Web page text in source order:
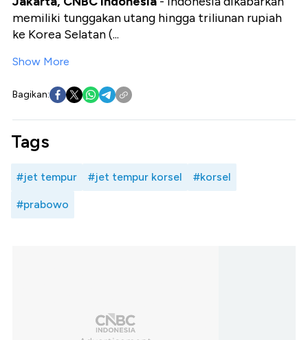
memiliki tunggakan utang hingga triliunan rupiah
ke Korea Selatan (...
Show More
Bagikan:
Tags
#jet tempur #jet tempur korsel #korsel
#prabowo